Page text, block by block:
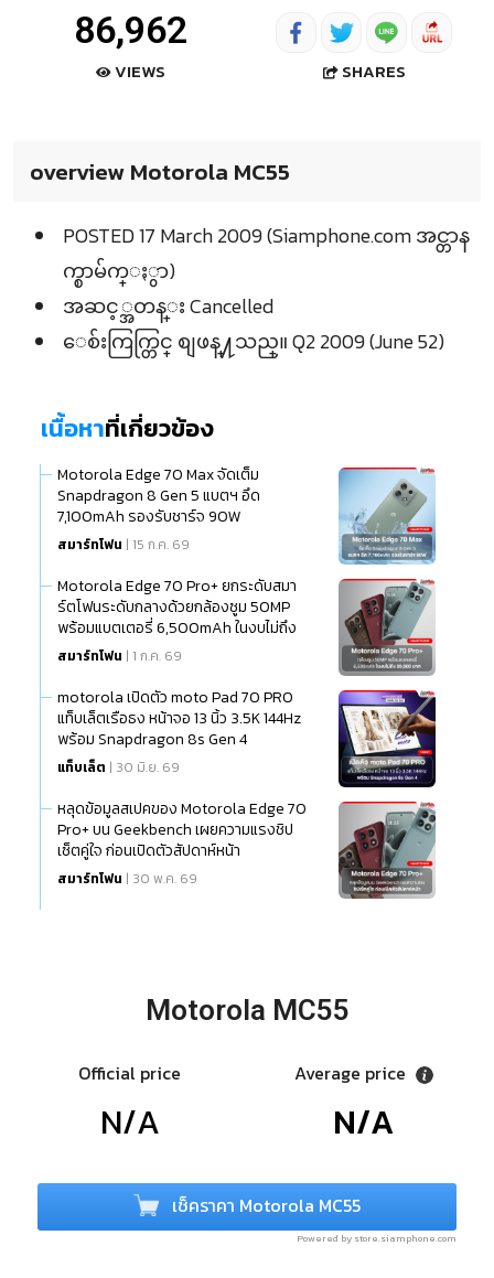
86,962
VIEWS SHARES
overview Motorola MC55
POSTED 17 March 2009 (Siamphone.com အင္တာန
က္စာမ်က္ႏွာ)
အဆင့္အတန္း Cancelled
ေစ်းကြက္တြင္ စျဖန္႔သည္။ Q2 2009 (June 52)
เนื้อหาที่เกี่ยวข้อง
Motorola Edge 70 Max จัดเต็ม
Snapdragon 8 Gen 5 แบตฯ อึด
7,100mAh รองรับชาร์จ 90W
สมาร์ทโฟน | 15 ก.ค. 69
Motorola Edge 70 Pro+ ยกระดับสมา
ร์ตโฟนระดับกลางด้วยกล้องซูม 50MP
พร้อมแบตเตอรี่ 6,500mAh ในงบไม่ถึง
20,000 บาท
สมาร์ทโฟน | 1 ก.ค. 69
motorola เปิดตัว moto Pad 70 PRO
แท็บเล็ตเรือธง หน้าจอ 13 นิ้ว 3.5K 144Hz
พร้อม Snapdragon 8s Gen 4
แท็บเล็ต | 30 มิ.ย. 69
หลุดข้อมูลสเปคของ Motorola Edge 70
Pro+ บน Geekbench เผยความแรงชิป
เซ็ตคู่ใจ ก่อนเปิดตัวสัปดาห์หน้า
สมาร์ทโฟน | 30 พ.ค. 69
Motorola MC55
Official price
N/A
Average price
N/A
เช็คราคา Motorola MC55
Powered by store.siamphone.com